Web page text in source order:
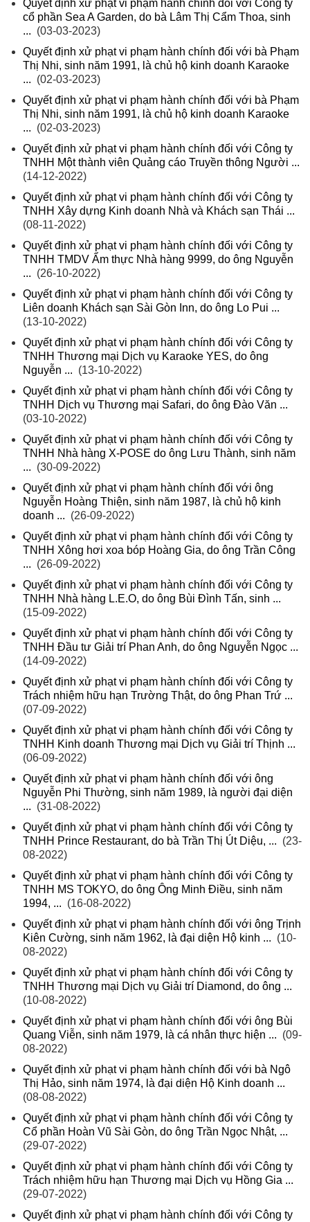
Quyết định xử phạt vi phạm hành chính đối với Công ty
cổ phần Sea A Garden, do bà Lâm Thị Cẩm Thoa, sinh
... (03-03-2023)
Quyết định xử phạt vi phạm hành chính đối với bà Phạm
Thị Nhi, sinh năm 1991, là chủ hộ kinh doanh Karaoke
... (02-03-2023)
Quyết định xử phạt vi phạm hành chính đối với bà Phạm
Thị Nhi, sinh năm 1991, là chủ hộ kinh doanh Karaoke
... (02-03-2023)
Quyết định xử phạt vi phạm hành chính đối với Công ty
TNHH Một thành viên Quảng cáo Truyền thông Người ...
(14-12-2022)
Quyết định xử phạt vi phạm hành chính đối với Công ty
TNHH Xây dựng Kinh doanh Nhà và Khách sạn Thái ...
(08-11-2022)
Quyết định xử phạt vi phạm hành chính đối với Công ty
TNHH TMDV Ẩm thực Nhà hàng 9999, do ông Nguyễn
... (26-10-2022)
Quyết định xử phạt vi phạm hành chính đối với Công ty
Liên doanh Khách sạn Sài Gòn Inn, do ông Lo Pui ...
(13-10-2022)
Quyết định xử phạt vi phạm hành chính đối với Công ty
TNHH Thương mại Dịch vụ Karaoke YES, do ông
Nguyễn ... (13-10-2022)
Quyết định xử phạt vi phạm hành chính đối với Công ty
TNHH Dịch vụ Thương mại Safari, do ông Đào Văn ...
(03-10-2022)
Quyết định xử phạt vi phạm hành chính đối với Công ty
TNHH Nhà hàng X-POSE do ông Lưu Thành, sinh năm
... (30-09-2022)
Quyết định xử phạt vi phạm hành chính đối với ông
Nguyễn Hoàng Thiện, sinh năm 1987, là chủ hộ kinh
doanh ... (26-09-2022)
Quyết định xử phạt vi phạm hành chính đối với Công ty
TNHH Xông hơi xoa bóp Hoàng Gia, do ông Trần Công
... (26-09-2022)
Quyết định xử phạt vi phạm hành chính đối với Công ty
TNHH Nhà hàng L.E.O, do ông Bùi Đình Tấn, sinh ...
(15-09-2022)
Quyết định xử phạt vi phạm hành chính đối với Công ty
TNHH Đầu tư Giải trí Phan Anh, do ông Nguyễn Ngọc ...
(14-09-2022)
Quyết định xử phạt vi phạm hành chính đối với Công ty
Trách nhiệm hữu hạn Trường Thật, do ông Phan Trứ ...
(07-09-2022)
Quyết định xử phạt vi phạm hành chính đối với Công ty
TNHH Kinh doanh Thương mại Dịch vụ Giải trí Thịnh ...
(06-09-2022)
Quyết định xử phạt vi phạm hành chính đối với ông
Nguyễn Phi Thường, sinh năm 1989, là người đại diện
... (31-08-2022)
Quyết định xử phạt vi phạm hành chính đối với Công ty
TNHH Prince Restaurant, do bà Trần Thị Út Diệu, ... (23-
08-2022)
Quyết định xử phạt vi phạm hành chính đối với Công ty
TNHH MS TOKYO, do ông Ông Minh Điều, sinh năm
1994, ... (16-08-2022)
Quyết định xử phạt vi phạm hành chính đối với ông Trịnh
Kiên Cường, sinh năm 1962, là đại diện Hộ kinh ... (10-
08-2022)
Quyết định xử phạt vi phạm hành chính đối với Công ty
TNHH Thương mại Dịch vụ Giải trí Diamond, do ông ...
(10-08-2022)
Quyết định xử phạt vi phạm hành chính đối với ông Bùi
Quang Viễn, sinh năm 1979, là cá nhân thực hiện ... (09-
08-2022)
Quyết định xử phạt vi phạm hành chính đối với bà Ngô
Thị Hảo, sinh năm 1974, là đại diện Hộ Kinh doanh ...
(08-08-2022)
Quyết định xử phạt vi phạm hành chính đối với Công ty
Cổ phần Hoàn Vũ Sài Gòn, do ông Trần Ngọc Nhật, ...
(29-07-2022)
Quyết định xử phạt vi phạm hành chính đối với Công ty
Trách nhiệm hữu hạn Thương mại Dịch vụ Hồng Gia ...
(29-07-2022)
Quyết định xử phạt vi phạm hành chính đối với Công ty